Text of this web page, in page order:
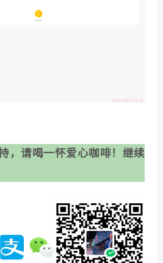
，请喝一怀爱心咖啡！继续